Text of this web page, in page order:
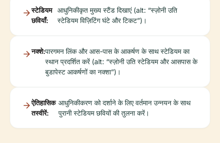
स्टेडियम
छवियाँ:
आधुनिकीकृत मुख्य स्टैंड दिखाएं (alt: “स्ज़ोनी उति
स्टेडियम विज़िटिंग घंटे और टिकट”)।
नक्शे:पारगमन लिंक और आस-पास के आकर्षण के साथ स्टेडियम का
स्थान प्रदर्शित करें (alt: “स्ज़ोनी उति स्टेडियम और आसपास के
बुडापेस्ट आकर्षणों का नक्शा”)।
ऐतिहासिक
तस्वीरें:
आधुनिकीकरण को दर्शाने के लिए वर्तमान उन्नयन के साथ
पुरानी स्टेडियम छवियों की तुलना करें।